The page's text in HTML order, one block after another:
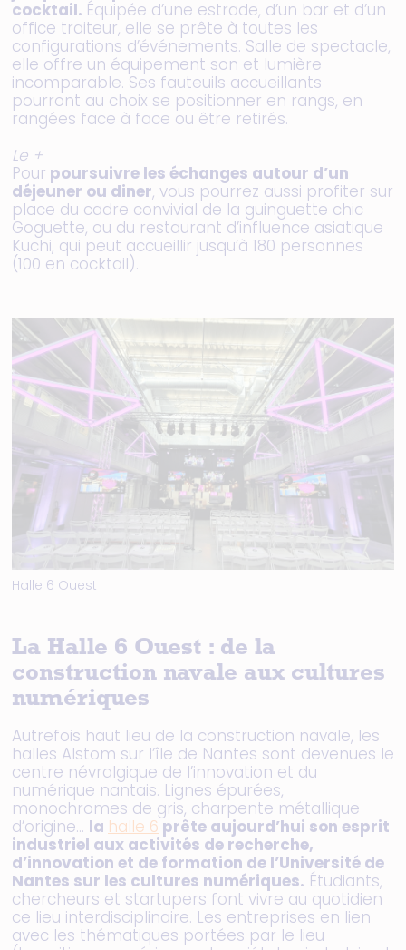
cocktail. Équipée d’une estrade, d’un bar et d’un
office traiteur, elle se prête à toutes les
configurations d’événements. Salle de spectacle,
elle offre un équipement son et lumière
incomparable. Ses fauteuils accueillants
pourront au choix se positionner en rangs, en
rangées face à face ou être retirés.
Le +
Pour poursuivre les échanges autour d’un
déjeuner ou diner, vous pourrez aussi profiter sur
place du cadre convivial de la guinguette chic
Goguette, ou du restaurant d’influence asiatique
Kuchi, qui peut accueillir jusqu’à 180 personnes
(100 en cocktail).
Halle 6 Ouest
La Halle 6 Ouest : de la
construction navale aux cultures
numériques
Autrefois haut lieu de la construction navale, les
halles Alstom sur l’île de Nantes sont devenues le
centre névralgique de l’innovation et du
numérique nantais. Lignes épurées,
monochromes de gris, charpente métallique
d’origine… la halle 6 prête aujourd’hui son esprit
industriel aux activités de recherche,
d’innovation et de formation de l’Université de
Nantes sur les cultures numériques. Étudiants,
chercheurs et startupers font vivre au quotidien
ce lieu interdisciplinaire. Les entreprises en lien
avec les thématiques portées par le lieu